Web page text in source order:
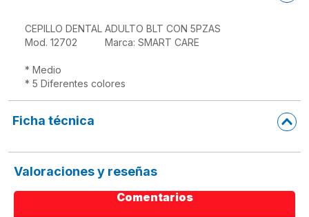
CEPILLO DENTAL ADULTO BLT CON 5PZAS
Mod. 12702          Marca: SMART CARE
* Medio
Ficha técnica
Valoraciones y reseñas
Comentarios